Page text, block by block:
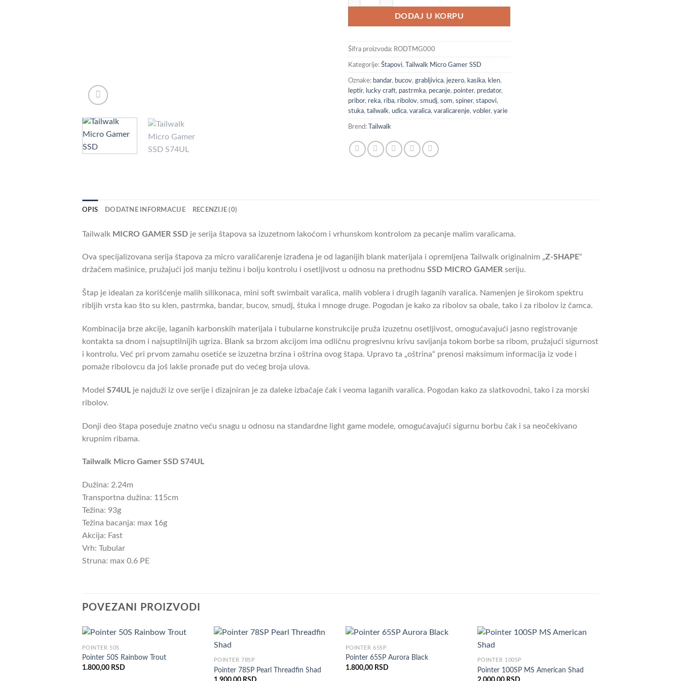
DODAJ U KORPU
Šifra proizvoda: RODTMG000
Kategorije: Štapovi, Tailwalk Micro Gamer SSD
Oznake: bandar, bucov, grabljivica, jezero, kasika, klen,
leptir, lucky craft, pastrmka, pecanje, pointer, predator,
pribor, reka, riba, ribolov, smudj, som, spiner, stapovi,
stuka, tailwalk, udica, varalica, varalicarenje, vobler, yarie
Brend: Tailwalk
OPIS DODATNE INFORMACIJE RECENZIJE (0)
Tailwalk MICRO GAMER SSD je serija štapova sa izuzetnom lakoćom i vrhunskom kontrolom za pecanje malim varalicama.
Ova specijalizovana serija štapova za micro varaličarenje izrađena je od laganijih blank materijala i opremljena Tailwalk originalnim „Z-SHAPE“
držačem mašinice, pružajući još manju težinu i bolju kontrolu i osetljivost u odnosu na prethodnu SSD MICRO GAMER seriju.
Štap je idealan za korišćenje malih silikonaca, mini soft swimbait varalica, malih voblera i drugih laganih varalica. Namenjen je širokom spektru
ribljih vrsta kao što su klen, pastrmka, bandar, bucov, smudj, štuka i mnoge druge. Pogodan je kako za ribolov sa obale, tako i za ribolov iz čamca.
Kombinacija brze akcije, laganih karbonskih materijala i tubularne konstrukcije pruža izuzetnu osetljivost, omogućavajući jasno registrovanje
kontakta sa dnom i najsuptilnijih ugriza. Blank sa brzom akcijom ima odličnu progresivnu krivu savijanja tokom borbe sa ribom, pružajući sigurnost
i kontrolu. Već pri prvom zamahu osetiće se izuzetna brzina i oštrina ovog štapa. Upravo ta „oštrina“ prenosi maksimum informacija iz vode i
pomaže ribolovcu da još lakše pronađe put do većeg broja ulova.
Model S74UL je najduži iz ove serije i dizajniran je za daleke izbačaje čak i veoma laganih varalica. Pogodan kako za slatkovodni, tako i za morski
ribolov.
Donji deo štapa poseduje znatno veću snagu u odnosu na standardne light game modele, omogućavajući sigurnu borbu čak i sa neočekivano
krupnim ribama.
Tailwalk Micro Gamer SSD S74UL
Dužina: 2.24m
Transportna dužina: 115cm
Težina: 93g
Težina bacanja: max 16g
Akcija: Fast
Vrh: Tubular
Struna: max 0.6 PE
POVEZANI PROIZVODI
POINTER 50S
Pointer 50S Rainbow Trout
1.800,00 RSD
POINTER 78SP
Pointer 78SP Pearl Threadfin Shad
POINTER 65SP
Pointer 65SP Aurora Black
1.800,00 RSD
POINTER 100SP
Pointer 100SP MS American Shad